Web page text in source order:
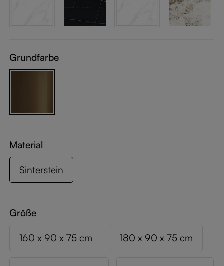
Grundfarbe
Material
Sinterstein
Größe
160 x 90 x 75 cm 180 x 90 x 75 cm